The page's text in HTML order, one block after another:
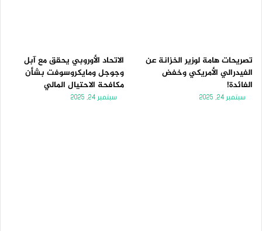
تصريحات هامة لوزير الخزانة عن
الفيدرالي الأمريكي وخفض
الفائدة!
سبتمبر 24, 2025
الاتحاد الأوروبي يحقق مع آبل
وجوجل ومايكروسوفت بشأن
مكافحة الاحتيال المالي
سبتمبر 24, 2025